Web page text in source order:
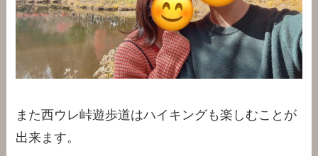
また西ウレ峠遊歩道はハイキングも楽しむことが
出来ます。